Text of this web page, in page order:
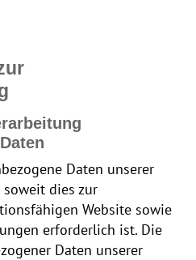
Daten unserer
dies zur
Website sowie
erforderlich ist. Die
Daten unserer